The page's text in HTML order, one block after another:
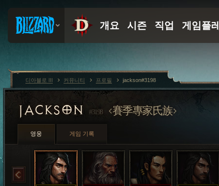
JACKSON #3198 賽季專家氏族
영웅 게임 기록
디아블로 III 커뮤니티 프로필 jackson#3198